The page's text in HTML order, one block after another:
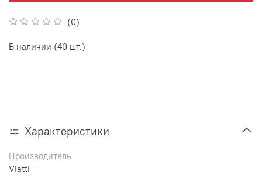
(0)
В наличии (40 шт.)
Характеристики
Производитель
Viatti